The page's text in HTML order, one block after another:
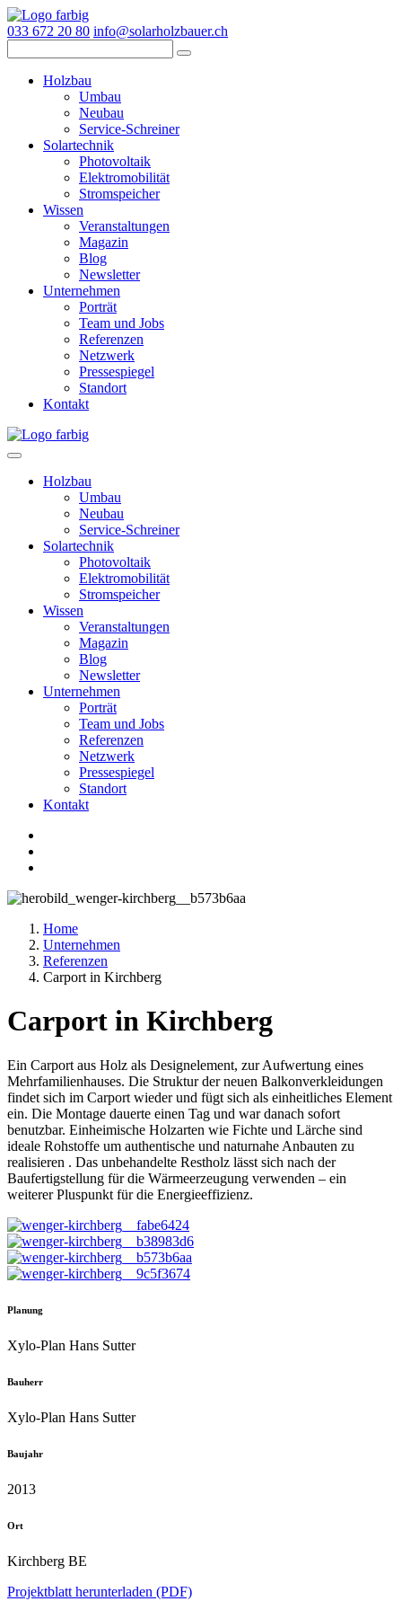
033 672 20 80 info@solarholzbauer.ch
Holzbau
Umbau
Neubau
Service-Schreiner
Solartechnik
Photovoltaik
Elektromobilität
Stromspeicher
Wissen
Veranstaltungen
Magazin
Blog
Newsletter
Unternehmen
Porträt
Team und Jobs
Referenzen
Netzwerk
Pressespiegel
Standort
Kontakt
Holzbau
Umbau
Neubau
Service-Schreiner
Solartechnik
Photovoltaik
Elektromobilität
Stromspeicher
Wissen
Veranstaltungen
Magazin
Blog
Newsletter
Unternehmen
Porträt
Team und Jobs
Referenzen
Netzwerk
Pressespiegel
Standort
Kontakt
Home
Unternehmen
Referenzen
Carport in Kirchberg
Carport in Kirchberg
Ein Carport aus Holz als Designelement, zur Aufwertung eines
Mehrfamilienhauses. Die Struktur der neuen Balkonverkleidungen
findet sich im Carport wieder und fügt sich als einheitliches Element
ein. Die Montage dauerte einen Tag und war danach sofort
benutzbar. Einheimische Holzarten wie Fichte und Lärche sind
ideale Rohstoffe um authentische und naturnahe Anbauten zu
realisieren . Das unbehandelte Restholz lässt sich nach der
Baufertigstellung für die Wärmeerzeugung verwenden – ein
weiterer Pluspunkt für die Energieeffizienz.
Planung
Xylo-Plan Hans Sutter
Bauherr
Xylo-Plan Hans Sutter
Baujahr
2013
Ort
Kirchberg BE
Projektblatt herunterladen (PDF)